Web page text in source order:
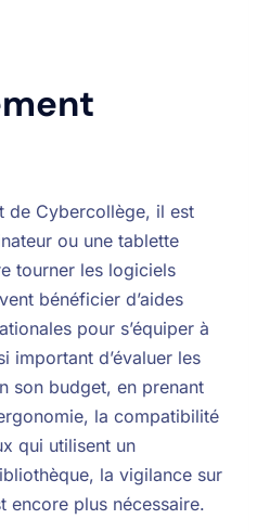
de Cybercollège, il est
ou une tablette
tourner les logiciels
bénéficier d’aides
pour s’équiper à
important d’évaluer les
son budget, en prenant
la compatibilité
qui utilisent un
la vigilance sur
encore plus nécessaire.